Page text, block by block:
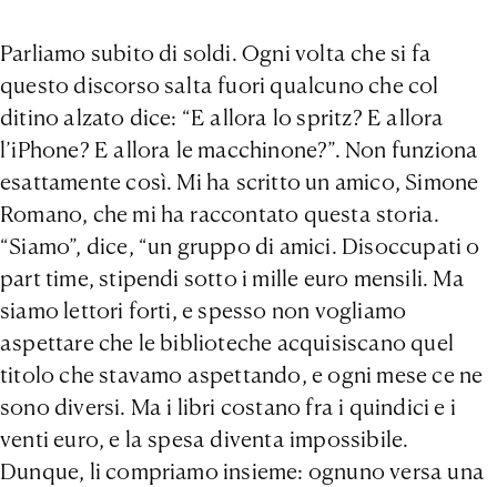
Parliamo subito di soldi. Ogni volta che si fa
questo discorso salta fuori qualcuno che col
ditino alzato dice: “E allora lo spritz? E allora
l’iPhone? E allora le macchinone?”. Non funziona
esattamente così. Mi ha scritto un amico, Simone
Romano, che mi ha raccontato questa storia.
“Siamo”, dice, “un gruppo di amici. Disoccupati o
part time, stipendi sotto i mille euro mensili. Ma
siamo lettori forti, e spesso non vogliamo
aspettare che le biblioteche acquisiscano quel
titolo che stavamo aspettando, e ogni mese ce ne
sono diversi. Ma i libri costano fra i quindici e i
venti euro, e la spesa diventa impossibile.
Dunque, li compriamo insieme: ognuno versa una